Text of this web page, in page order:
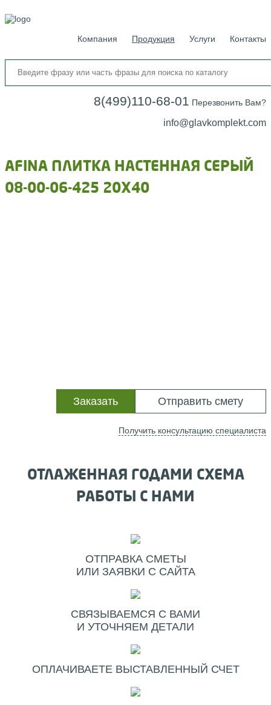
Компания Продукция Услуги Контакты
8(499)110-68-01 Перезвонить Вам?
info@glavkomplekt.com
AFINA ПЛИТКА НАСТЕННАЯ СЕРЫЙ
08-00-06-425 20Х40
Отправить смету
Заказать
Получить консультацию специалиста
ОТЛАЖЕННАЯ ГОДАМИ СХЕМА
РАБОТЫ С НАМИ
ОТПРАВКА СМЕТЫ
ИЛИ ЗАЯВКИ С САЙТА
СВЯЗЫВАЕМСЯ С ВАМИ
И УТОЧНЯЕМ ДЕТАЛИ
ОПЛАЧИВАЕТЕ ВЫСТАВЛЕННЫЙ СЧЕТ